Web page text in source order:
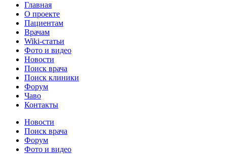
Главная
О проекте
Пациентам
Врачам
Wiki-статьи
Фото и видео
Новости
Поиск врача
Поиск клиники
Форум
Чаво
Контакты
Новости
Поиск врача
Форум
Фото и видео